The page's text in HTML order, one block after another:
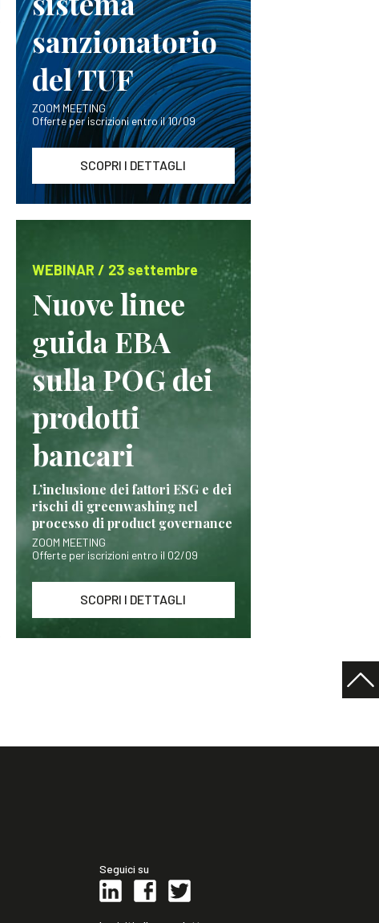
sanzionatorio
del TUF
ZOOM MEETING
Offerte per iscrizioni entro il 10/09
SCOPRI I DETTAGLI
WEBINAR / 23 settembre
Nuove linee
guida EBA
sulla POG dei
prodotti
bancari
L’inclusione dei fattori ESG e dei
rischi di greenwashing nel
processo di product governance
ZOOM MEETING
Offerte per iscrizioni entro il 02/09
SCOPRI I DETTAGLI
Seguici su